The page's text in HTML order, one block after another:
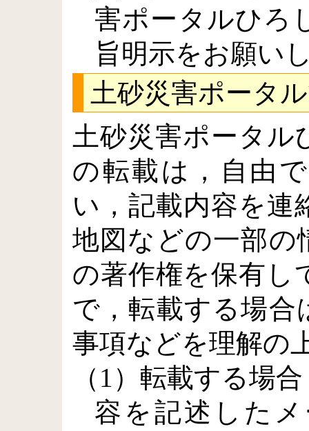
害ポータルひろ
旨明示をお願い
土砂災害ポータ
土砂災害ポータル
の転載は，自由
い，記載内容を連
地図などの一部の
の著作権を保有し
で，転載する場合
事項などを理解の
（1）転載する場
容を記述した